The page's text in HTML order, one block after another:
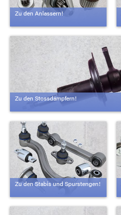
Zu den Anlassern!
Zu den Stossdämpfern!
Zu den Stabis und Spurstengen!